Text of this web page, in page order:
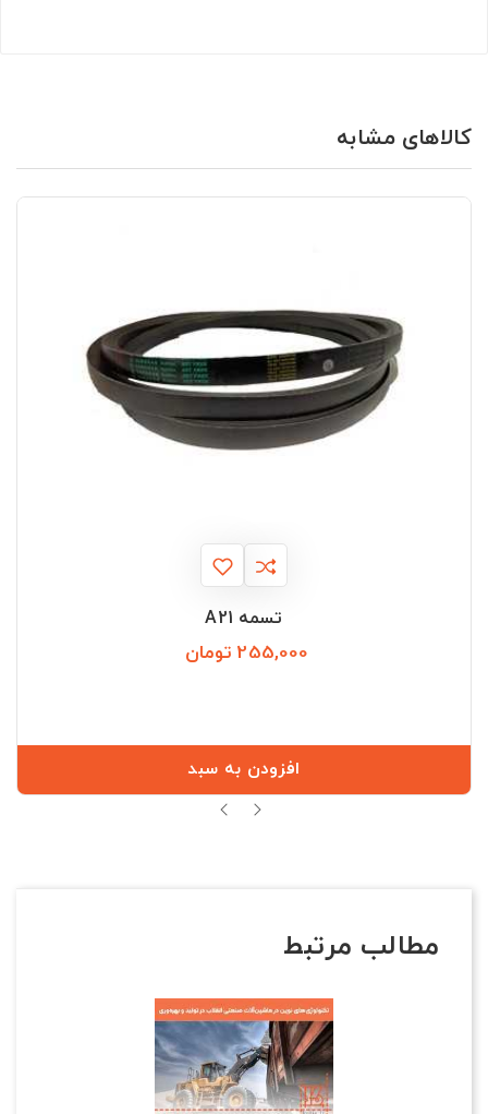
کالاهای مشابه
تسمه A21
255,000 تومان
افزودن به سبد
مطالب مرتبط